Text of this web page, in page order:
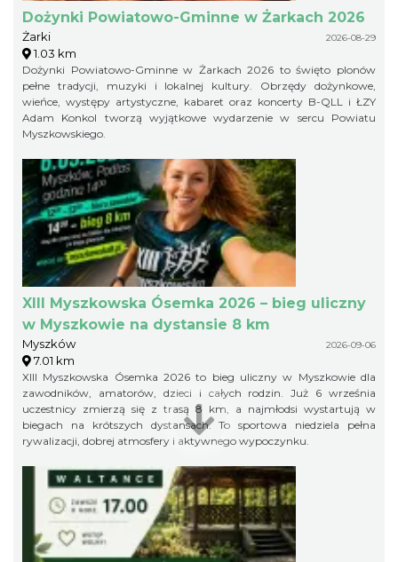
Dożynki Powiatowo-Gminne w Żarkach 2026
Żarki 2026-08-29
1.03 km
Dożynki Powiatowo-Gminne w Żarkach 2026 to święto plonów
pełne tradycji, muzyki i lokalnej kultury. Obrzędy dożynkowe,
wieńce, występy artystyczne, kabaret oraz koncerty B-QLL i ŁZY
Adam Konkol tworzą wyjątkowe wydarzenie w sercu Powiatu
Myszkowskiego.
XIII Myszkowska Ósemka 2026 – bieg uliczny
w Myszkowie na dystansie 8 km
Myszków 2026-09-06
7.01 km
XIII Myszkowska Ósemka 2026 to bieg uliczny w Myszkowie dla
zawodników, amatorów, dzieci i całych rodzin. Już 6 września
uczestnicy zmierzą się z trasą 8 km, a najmłodsi wystartują w
biegach na krótszych dystansach. To sportowa niedziela pełna
rywalizacji, dobrej atmosfery i aktywnego wypoczynku.